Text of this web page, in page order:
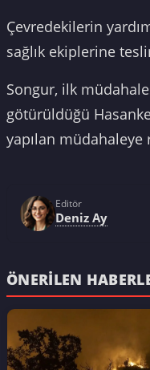
Çevredekilerin
sağlık ekiplerine
Songur, ilk
götürüldüğü
yapılan müdahaleye
Editör
Deniz Ay
ÖNERILEN